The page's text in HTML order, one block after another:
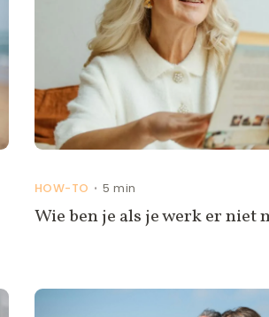
HOW-TO •5 min
Wie ben je als je werk er niet